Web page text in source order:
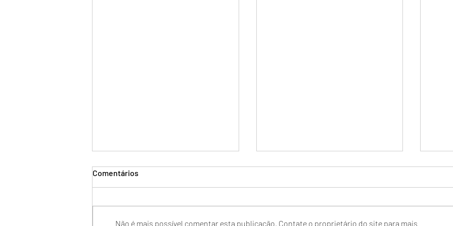
Comentários
Não é mais possível comentar esta publicação. Contate o proprietário do site para mais